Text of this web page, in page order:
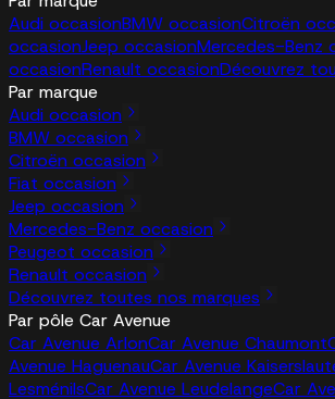
Audi occasionBMW occasionCitroën
occasionJeep occasionMercedes-Benz
occasionRenault occasionDécouvrez
Par marque
Audi occasion
BMW occasion
Citroën occasion
Fiat occasion
Jeep occasion
Mercedes-Benz occasion
Peugeot occasion
Renault occasion
Découvrez toutes nos marques
Par pôle Car Avenue
Car Avenue ArlonCar Avenue Chaumont
Avenue HaguenauCar Avenue
LesménilsCar Avenue LeudelangeCar